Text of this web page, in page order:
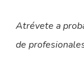
Atrévete a
de